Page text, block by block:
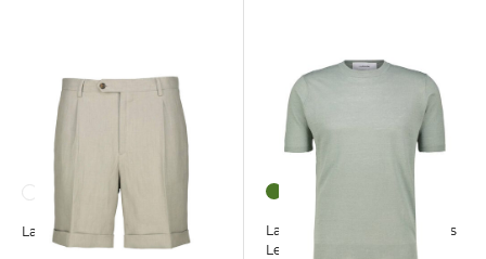
Lardini | Herren Shorts
Lardini | Herren Pullover aus
Leinen und Baumwolle